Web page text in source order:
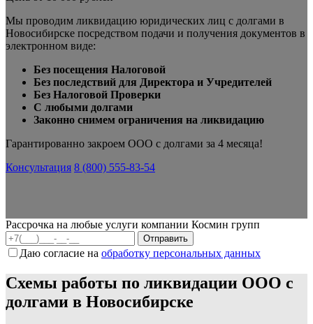
Мы проводим ликвидацию юридических лиц с долгами в
Новосибирске посредством подачи и получения документов в
электронном виде:
Без посещения Налоговой
Без последствий для Директора и Учредителей
Без Налоговой Проверки
С любыми долгами
Законно снимем ограничения на ликвидацию
Гарантированно закроем ООО с долгами за 4 месяца!
Консультация 8 (800) 555-83-54
Рассрочка на любые услуги компании Космин групп
Даю согласие на обработку персональных данных
Схемы работы по ликвидации ООО с
долгами в Новосибирске